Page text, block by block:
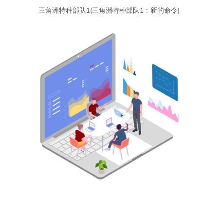
三角洲特种部队1(三角洲特种部队1：新的命令)